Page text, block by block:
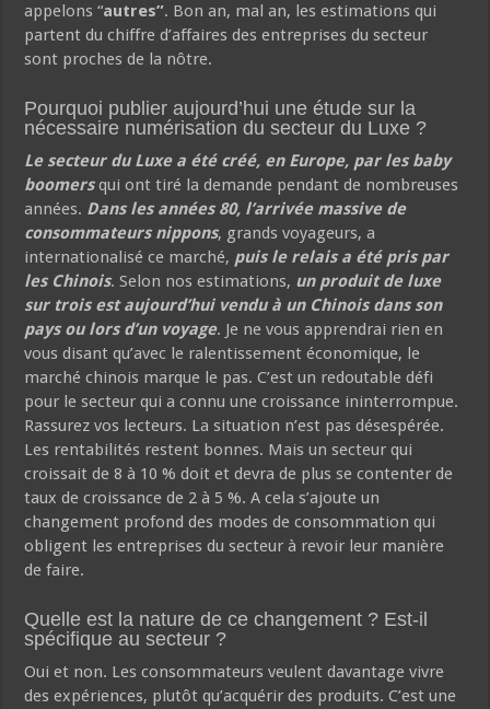
appelons “autres”. Bon an, mal an, les estimations qui
partent du chiffre d’affaires des entreprises du secteur
sont proches de la nôtre.
Pourquoi publier aujourd’hui une étude sur la
nécessaire numérisation du secteur du Luxe ?
Le secteur du Luxe a été créé, en Europe, par les baby
boomersqui ont tiré la demande pendant de nombreuses
années. Dans les années 80, l’arrivée massive de
consommateurs nippons, grands voyageurs, a
internationalisé ce marché, puis le relais a été pris par
les Chinois. Selon nos estimations, un produit de luxe
sur trois est aujourd’hui vendu à un Chinois dans son
pays ou lors d’un voyage. Je ne vous apprendrai rien en
vous disant qu’avec le ralentissement économique, le
marché chinois marque le pas. C’est un redoutable défi
pour le secteur qui a connu une croissance ininterrompue.
Rassurez vos lecteurs. La situation n’est pas désespérée.
Les rentabilités restent bonnes. Mais un secteur qui
croissait de 8 à 10 % doit et devra de plus se contenter de
taux de croissance de 2 à 5 %. A cela s’ajoute un
changement profond des modes de consommation qui
obligent les entreprises du secteur à revoir leur manière
de faire.
Quelle est la nature de ce changement ? Est-il
spécifique au secteur ?
Oui et non. Les consommateurs veulent davantage vivre
des expériences, plutôt qu’acquérir des produits. C’est une